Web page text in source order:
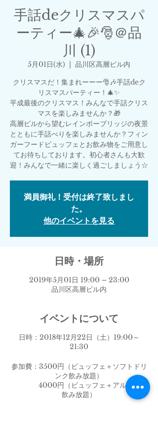
手話deクリスマスパ
ーティー🎄🎉🎅＠品
川 (1)
5月01日(水)
  |
品川区高層ビル内
クリスマスだ！集まれーーー🎅🎶手話deク
リスマスパーティー！🎄✨
平成最後のクリスマス！みんなで手話クリス
マスを楽しみませんか？🎁
高層ビルから望むレインボーブリッジの夜景
とともに手話べりを楽しみませんか？フィン
ガーフードビュッフェとお飲み物をご用意し
てお待ちしております。初心者さんも大歓
迎！みんなで一緒に楽しく過ごしましょう☆
満員御礼！受付は終了致しまし
た。
他のイベントを見る
日時・場所
2019年5月01日 19:00 – 23:00
品川区高層ビル内
イベントについて
日時：2018年12月22日（土）19:00～
21:30
参加費：3500円（ビュッフェ＋ソフトドリ
ンク飲み放題）
4000円（ビュッフェ＋アルコール
飲み放題）